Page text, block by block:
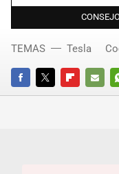
FACEBOOKTWITTERFLIPBOARD
E-
TEMAS Tesla